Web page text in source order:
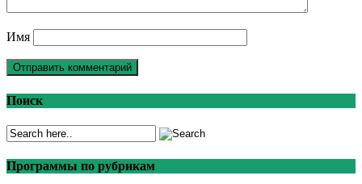
Имя
Поиск
Программы по рубрикам